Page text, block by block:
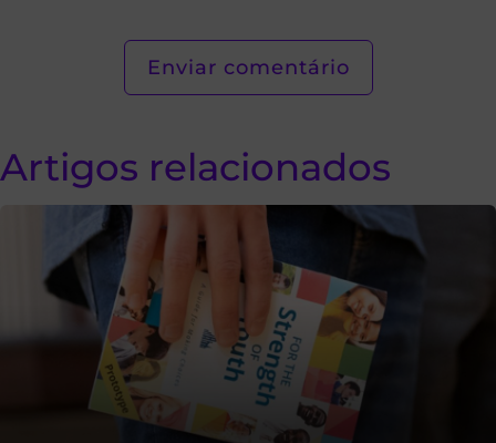
Artigos relacionados